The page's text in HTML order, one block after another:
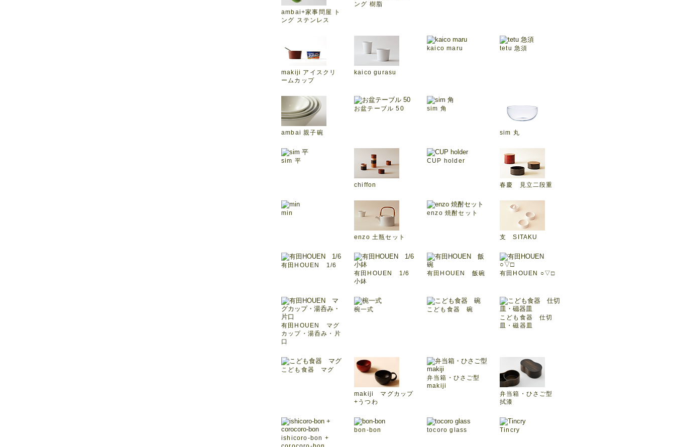
ambai+家事問屋 ト
ング ステンレス
ング 樹脂
makiji アイスクリ
ームカップ
kaico gurasu
kaico maru tetu 急須
ambai 親子碗
お盆テーブル 50 sim 角
sim 丸
sim 平
chiffon
CUP holder
春慶 見立二段重
min
enzo 土瓶セット
enzo 焼酎セット
支 SITAKU
有田HOUEN 1/6
有田HOUEN 1/6
小鉢
有田HOUEN 飯碗 有田HOUEN ○▽□
有田HOUEN マグ
カップ・湯呑み・片
口
椀一式
こども食器 碗
こども食器 仕切
皿・磁器皿
こども食器 マグ
makiji マグカップ
+うつわ
弁当箱・ひさご型
makiji
弁当箱・ひさご型
拭漆
ishicoro-bon +
bon-bon tocoro glass Tincry